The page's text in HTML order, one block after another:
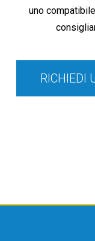
uno
RICHIEDI